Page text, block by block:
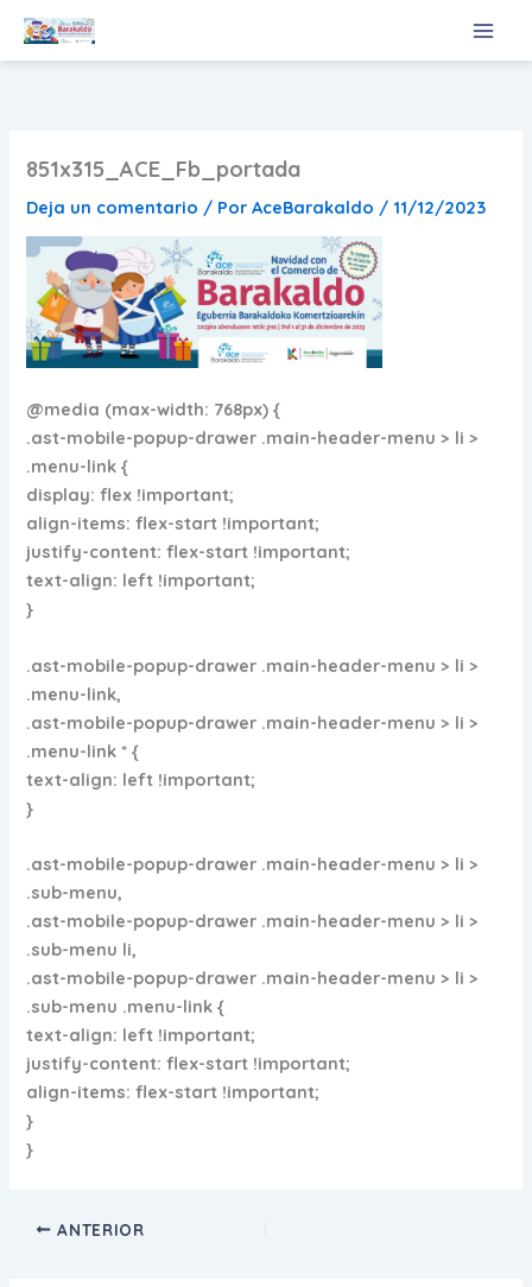
851x315_ACE_Fb_portada
Deja un comentario / PorAceBarakaldo /11/12/2023
@media (max-width: 768px) {
.ast-mobile-popup-drawer .main-header-menu > li >
.menu-link {
display: flex !important;
align-items: flex-start !important;
justify-content: flex-start !important;
text-align: left !important;
}
.ast-mobile-popup-drawer .main-header-menu > li >
.menu-link,
.ast-mobile-popup-drawer .main-header-menu > li >
.menu-link * {
text-align: left !important;
}
.ast-mobile-popup-drawer .main-header-menu > li >
.sub-menu,
.ast-mobile-popup-drawer .main-header-menu > li >
.sub-menu li,
.ast-mobile-popup-drawer .main-header-menu > li >
.sub-menu .menu-link {
text-align: left !important;
justify-content: flex-start !important;
align-items: flex-start !important;
}
}
ANTERIOR